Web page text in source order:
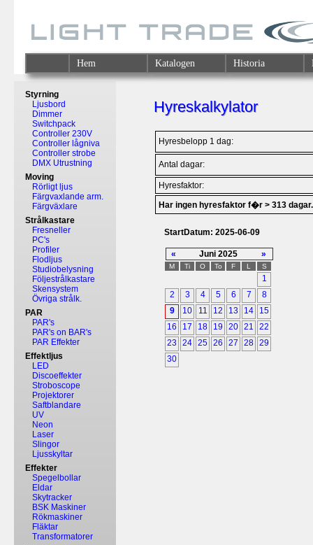
Hem Katalogen Historia
Styrning
Ljusbord
Dimmer
Switchpack
Controller 230V
Controller lågniva
Controller strobe
DMX Utrustning
Moving
Rörligt ljus
Färgvaxlande arm.
Färgväxlare
Strålkastare
Fresneller
PC's
Profiler
Flodljus
Studiobelysning
Följestrålkastare
Skensystem
Övriga strålk.
PAR
PAR's
PAR's on BAR's
PAR Effekter
Effektljus
LED
Discoeffekter
Stroboscope
Projektorer
Saftblandare
UV
Neon
Laser
Slingor
Ljusskyltar
Effekter
Spegelbollar
Eldar
Skytracker
BSK Maskiner
Rökmaskiner
Fläktar
Transformatorer
Hyreskalkylator
Hyresbelopp 1 dag:
Antal dagar:
Hyresfaktor:
Har ingen hyresfaktor f�r > 313 dagar.
StartDatum: 2025-06-09
« Juni 2025 »
M Ti O To F L S
1
2
3 4 5 6 7
8
9
10 11 12 13 14
15
16
17 18 19 20 21
22
23
24 25 26 27 28 29
30